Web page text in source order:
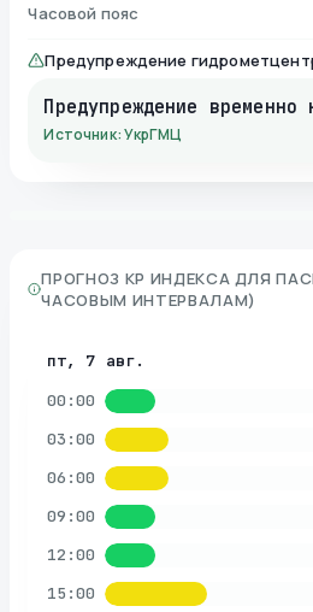
Часовой пояс
Предупреждение
Предупреждение временно
Источник: УкрГМЦ
ПРОГНОЗ KP ИНДЕКСА ДЛЯ
ЧАСОВЫМ ИНТЕРВАЛАМ)
пт, 7 авг.
00:00
03:00
06:00
09:00
12:00
15:00